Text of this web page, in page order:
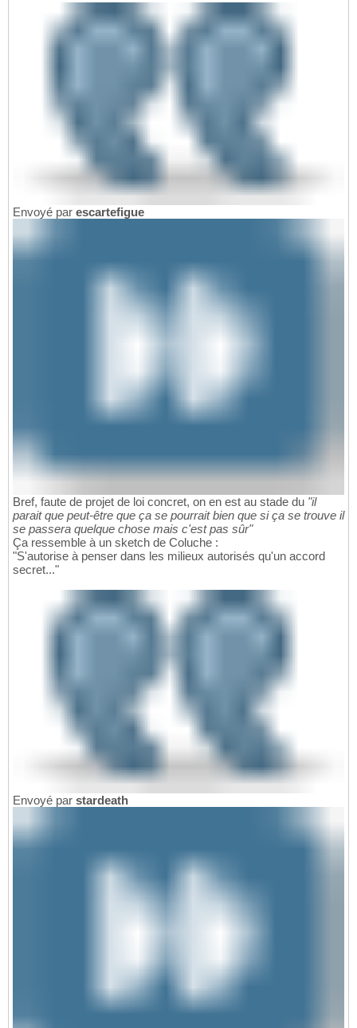
Envoyé par escartefigue
Bref, faute de projet de loi concret, on en est au stade du "il
parait que peut-être que ça se pourrait bien que si ça se trouve il
se passera quelque chose mais c'est pas sûr"
Ça ressemble à un sketch de Coluche :
"S'autorise à penser dans les milieux autorisés qu'un accord
secret..."
Envoyé par stardeath